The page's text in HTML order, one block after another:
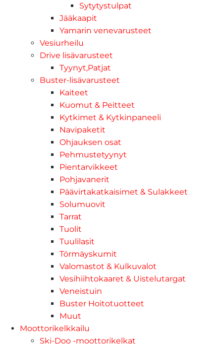
Sytytystulpat
Jääkaapit
Yamarin venevarusteet
Vesiurheilu
Drive lisävarusteet
Tyynyt,Patjat
Buster-lisävarusteet
Kaiteet
Kuomut & Peitteet
Kytkimet & Kytkinpaneeli
Navipaketit
Ohjauksen osat
Pehmustetyynyt
Pientarvikkeet
Pohjavanerit
Päävirtakatkaisimet & Sulakkeet
Solumuovit
Tarrat
Tuolit
Tuulilasit
Törmäyskumit
Valomastot & Kulkuvalot
Vesihiihtokaaret & Uistelutargat
Veneistuin
Buster Hoitotuotteet
Muut
Moottorikelkkailu
Ski-Doo -moottorikelkat